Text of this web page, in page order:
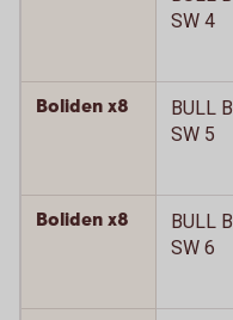
SW 4
Boliden x8
BULL
SW 5
Boliden x8
BULL
SW 6